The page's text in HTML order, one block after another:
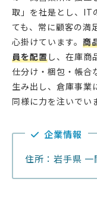
取」を社是とし、IT
ても、常に顧客の満
心掛けています。 商
員を配置し、在庫商
仕分け・梱包・帳合
生み出し、倉庫事業
同様に力を注いでい
企業情報
住所：岩手県